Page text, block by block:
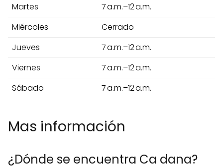
Martes
7 a.m.–12 a.m.
Miércoles
Cerrado
Jueves
7 a.m.–12 a.m.
Viernes
7 a.m.–12 a.m.
Sábado
7 a.m.–12 a.m.
Mas información
¿Dónde se encuentra Ca dana?